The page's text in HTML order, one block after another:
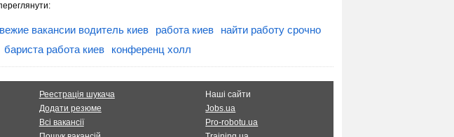
вакансии водитель киев работа киев
найти работу срочно
бариста работа киев конференц холл
Реестрація шукача
Додати резюме
Всі вакансії
Наші сайти
Jobs.ua
Pro-robotu.ua